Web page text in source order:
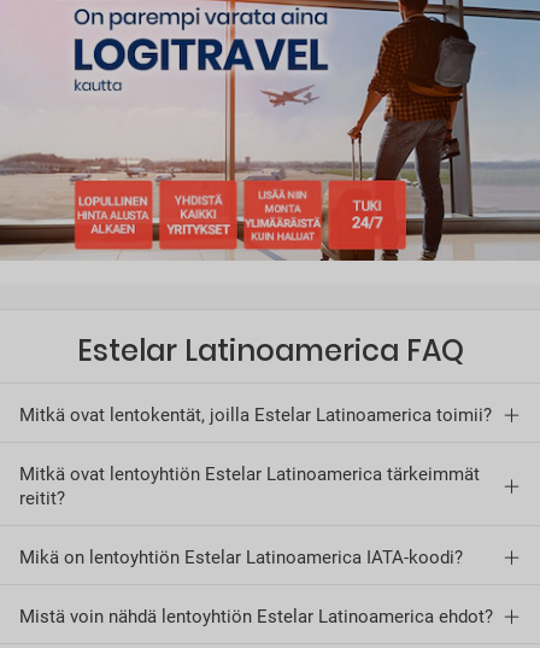
Estelar Latinoamerica FAQ
Mitkä ovat lentokentät, joilla Estelar Latinoamerica toimii?
Mitkä ovat lentoyhtiön Estelar Latinoamerica tärkeimmät
reitit?
Mikä on lentoyhtiön Estelar Latinoamerica IATA-koodi?
Mistä voin nähdä lentoyhtiön Estelar Latinoamerica ehdot?